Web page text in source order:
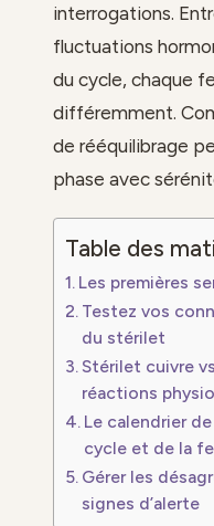
interrogations.
fluctuations
du cycle, chaque
différemment.
de rééquilibrage
phase avec
Table des
Les premières
Testez vos
du stérilet
Stérilet cuivre
réactions
Le calendrier
cycle et de la
Gérer les
signes d’alerte